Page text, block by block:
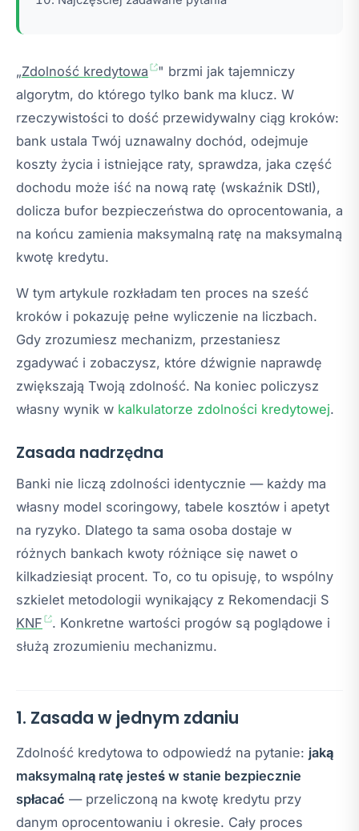
„Zdolność kredytowa
" brzmi jak tajemniczy
algorytm, do którego tylko bank ma klucz. W
rzeczywistości to dość przewidywalny ciąg kroków:
bank ustala Twój uznawalny dochód, odejmuje
koszty życia i istniejące raty, sprawdza, jaka część
dochodu może iść na nową ratę (wskaźnik DStI),
dolicza bufor bezpieczeństwa do oprocentowania, a
na końcu zamienia maksymalną ratę na maksymalną
kwotę kredytu.
W tym artykule rozkładam ten proces na sześć
kroków i pokazuję pełne wyliczenie na liczbach.
Gdy zrozumiesz mechanizm, przestaniesz
zgadywać i zobaczysz, które dźwignie naprawdę
zwiększają Twoją zdolność. Na koniec policzysz
własny wynik w kalkulatorze zdolności kredytowej.
Zasada nadrzędna
Banki nie liczą zdolności identycznie — każdy ma
własny model scoringowy, tabele kosztów i apetyt
na ryzyko. Dlatego ta sama osoba dostaje w
różnych bankach kwoty różniące się nawet o
kilkadziesiąt procent. To, co tu opisuję, to wspólny
szkielet metodologii wynikający z Rekomendacji S
KNF
. Konkretne wartości progów są poglądowe i
służą zrozumieniu mechanizmu.
1. Zasada w jednym zdaniu
Zdolność kredytowa to odpowiedź na pytanie: jaką
maksymalną ratę jesteś w stanie bezpiecznie
spłacać — przeliczoną na kwotę kredytu przy
danym oprocentowaniu i okresie. Cały proces